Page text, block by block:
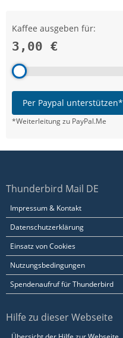
Kaffee ausgeben für:
3,00 €
Per Paypal unterstützen*
*Weiterleitung zu PayPal.Me
Thunderbird Mail DE
Impressum & Kontakt
Datenschutzerklärung
Einsatz von Cookies
Nutzungsbedingungen
Spendenaufruf für Thunderbird
Hilfe zu dieser Webseite